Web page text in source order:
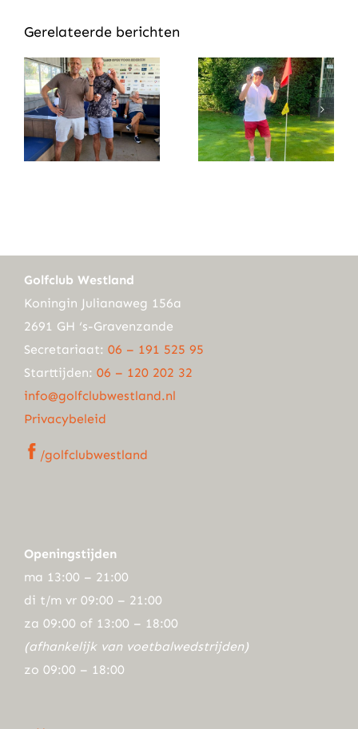
Gerelateerde berichten
Golfclub Westland
Koningin Julianaweg 156a
2691 GH ‘s-Gravenzande
Secretariaat: 06 – 191 525 95
Starttijden: 06 – 120 202 32
info@golfclubwestland.nl
Privacybeleid
/golfclubwestland
Openingstijden
ma 13:00 – 21:00
di t/m vr 09:00 – 21:00
za 09:00 of 13:00 – 18:00
(afhankelijk van voetbalwedstrijden)
zo 09:00 – 18:00